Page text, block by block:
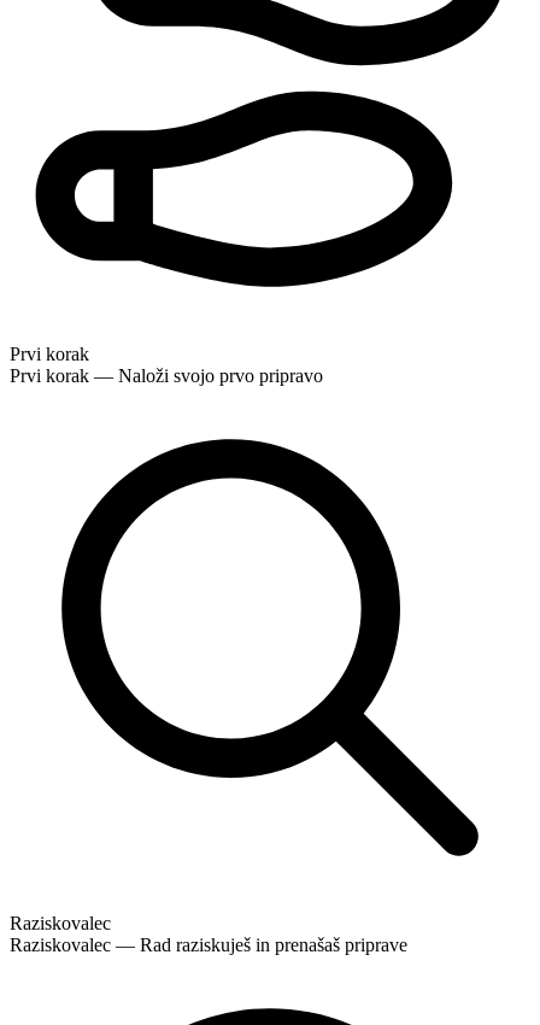
Prvi korak
Prvi korak — Naloži svojo prvo pripravo
Raziskovalec
Raziskovalec — Rad raziskuješ in prenašaš priprave